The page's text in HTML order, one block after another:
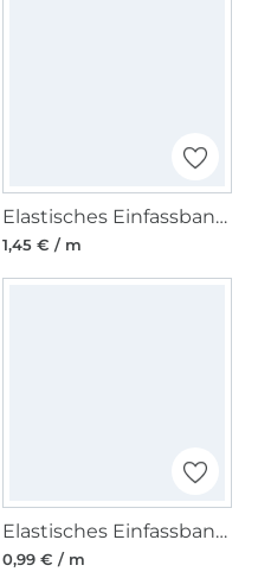
Elastisches Einfassband, wollweiss 15 mm
1,45 € / m
Elastisches Einfassband matt, neongelb
0,99 € / m